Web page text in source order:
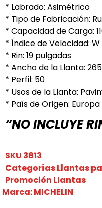
* Labrado: Asimétrico
* Tipo de Fabricación:
* Capacidad de Carga:
* Índice de Velocidad:
* Rin: 19 pulgadas
* Ancho de la Llanta: 265
* Perfil: 50
* Usos de la Llanta:
* País de Origen: Europa
“NO INCLUYE
SKU 3813
CategoríasLlantas
Promoción Llantas
Marca:MICHELIN